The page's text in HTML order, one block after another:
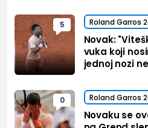
5 Roland Garros
Novak:
vuka koji
jednoj nozi
0 Roland Garros
Novaku se